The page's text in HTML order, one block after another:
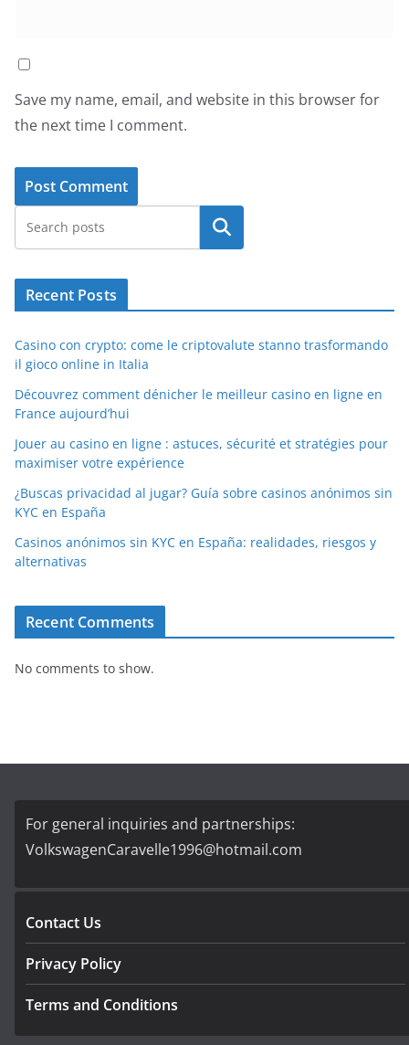
Save my name, email, and website in this browser for
the next time I comment.
Search
Recent Posts
Casino con crypto: come le criptovalute stanno trasformando
il gioco online in Italia
Découvrez comment dénicher le meilleur casino en ligne en
France aujourd’hui
Jouer au casino en ligne : astuces, sécurité et stratégies pour
maximiser votre expérience
¿Buscas privacidad al jugar? Guía sobre casinos anónimos sin
KYC en España
Casinos anónimos sin KYC en España: realidades, riesgos y
alternativas
Recent Comments
No comments to show.
For general inquiries and partnerships:
VolkswagenCaravelle1996@hotmail.com
Contact Us
Privacy Policy
Terms and Conditions